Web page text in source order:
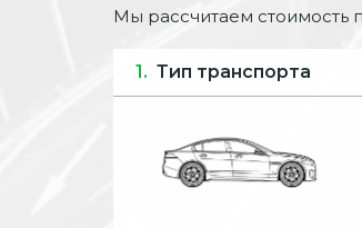
Мы рассчитаем стоимость
1. Тип транспорта